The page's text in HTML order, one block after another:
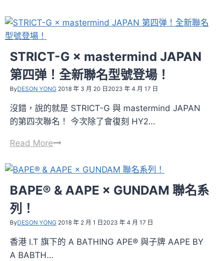
文
UNIQLO
×『MOBILE
SUIT
GUNDAM』
HG
1/144
RX-
2U
MS-
ZAKU
STRICT-G × mastermind JAPAN
第四弹！全新聯名型號登場！
ByDESON YONG 2018 年 3 月 20 日 2023 年 4 月 17 日
沒錯，說的就是 STRICT-G 與 mastermind JAPAN
的第四次聯名！ 今次除了會復刻 HY2…
Read MoreSTRICT-
×
JAPAN
四
弹！
全
BAPE® & AAPE × GUNDAM 聯名系
列！
ByDESON YONG 2018 年 2 月 1 日 2023 年 4 月 17 日
香港 I.T 旗下的 A BATHING APE® 與子牌 AAPE BY
A BABTH…